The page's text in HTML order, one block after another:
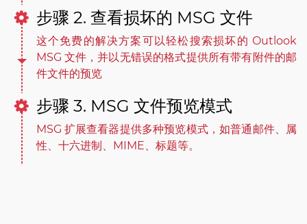
步骤 2. 查看损坏的 MSG 文件
这个免费的解决方案可以轻松搜索损坏的 Outlook
MSG 文件，并以无错误的格式提供所有带有附件的邮
件文件的预览
步骤 3. MSG 文件预览模式
MSG 扩展查看器提供多种预览模式，如普通邮件、属
性、十六进制、MIME、标题等。